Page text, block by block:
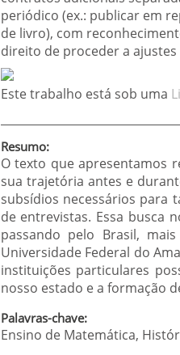
periódico (ex.: publicar em
de livro), com
direito de proceder a
Este trabalho está sob uma
Resumo:
O texto que apresentamos
sua trajetória antes e
subsídios necessários para
de entrevistas. Essa busca
passando pelo Brasil,
Universidade Federal do
instituições particulares
nosso estado e a formação
Palavras-chave:
Ensino de Matemática,